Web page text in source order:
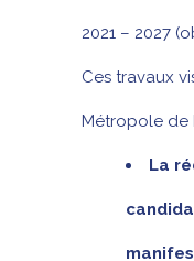
2021 – 2027
Ces travaux
Métropole de
La